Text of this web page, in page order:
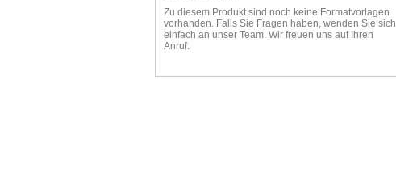
Zu diesem Produkt sind noch keine Formatvorlagen
vorhanden. Falls Sie Fragen haben, wenden Sie sich
einfach an unser Team. Wir freuen uns auf Ihren
Anruf.